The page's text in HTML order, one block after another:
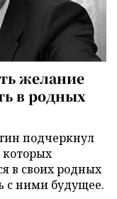
желание
в родных
подчеркнул
которых
в своих родных
с ними будущее.